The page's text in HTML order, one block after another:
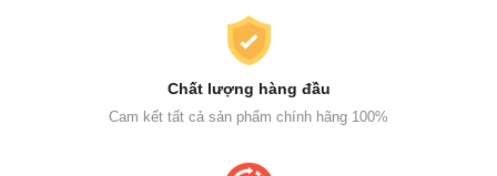
Chất lượng hàng đầu
Cam kết tất cả sản phẩm chính hãng 100%